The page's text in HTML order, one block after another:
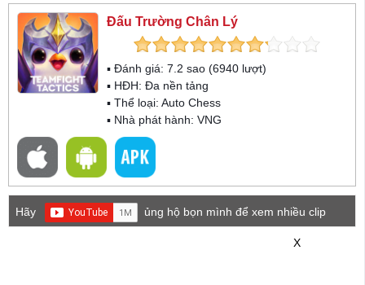
Đấu Trường Chân Lý
▪ Đánh giá: 7.2 sao (6940 lượt)
▪ HĐH: Đa nền tảng
▪ Thể loại: Auto Chess
▪ Nhà phát hành: VNG
Hãy
ủng hộ bọn mình để xem nhiều clip
X